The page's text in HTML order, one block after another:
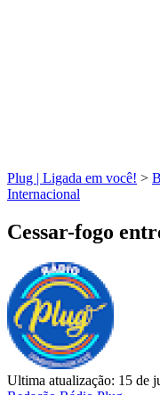
Plug | Ligada em você! >
Internacional
Cessar-fogo
Ultima atualização: 15 de